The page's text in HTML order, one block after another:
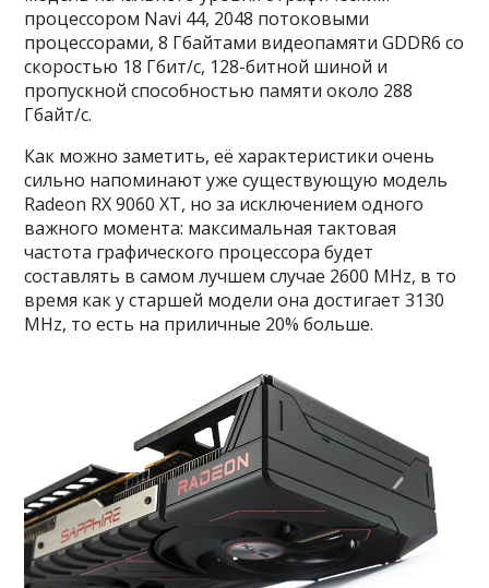
процессором Navi 44, 2048 потоковыми
процессорами, 8 Гбайтами видеопамяти GDDR6 со
скоростью 18 Гбит/с, 128-битной шиной и
пропускной способностью памяти около 288
Гбайт/с.
Как можно заметить, её характеристики очень
сильно напоминают уже существующую модель
Radeon RX 9060 XT, но за исключением одного
важного момента: максимальная тактовая
частота графического процессора будет
составлять в самом лучшем случае 2600 MHz, в то
время как у старшей модели она достигает 3130
MHz, то есть на приличные 20% больше.